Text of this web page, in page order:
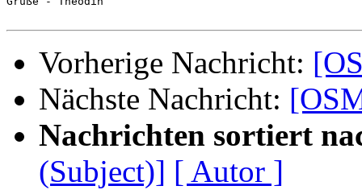
Vorherige Nachricht:
Nächste Nachricht:
Nachrichten sortiert
(Subject)] [ Autor ]